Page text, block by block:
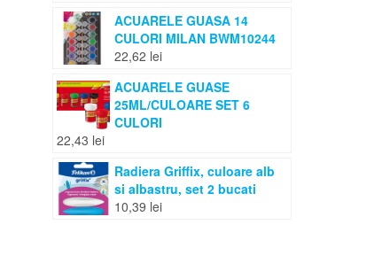
ACUARELE GUASA 14
CULORI MILAN BWM10244
22,62 lei
ACUARELE GUASE
25ML/CULOARE SET 6
CULORI
22,43 lei
Radiera Griffix, culoare alb
si albastru, set 2 bucati
10,39 lei